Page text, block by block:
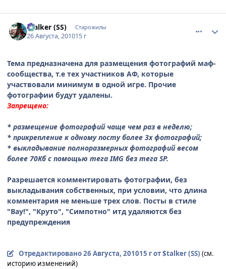
$talker (SS) Старожилы
26 Августа, 201015 г
Тема предназначена для размещения фотографий маф-
сообщества, т.е тех участников АФ, которые
участвовали минимум в одной игре. Прочие
фотографии будут удалены.
Запрещено:
* размещение фотографий чаще чем раз в неделю;
* прикрепление к одному посту более 3х фотографий;
* выкладывание полноразмерных фотографий весом
более 70Кб с помощью тега IMG без тега SP.
Разрешается комментировать фотографии, без
выкладывания собственных, при условии, что длина
комментария не меньше трех слов. Посты в стиле
"Вау!", "Круто", "Симпотно" итд удаляются без
предупреждения
Отредактировано26 Августа, 201015 гот $talker (SS) (см.
историю изменений)